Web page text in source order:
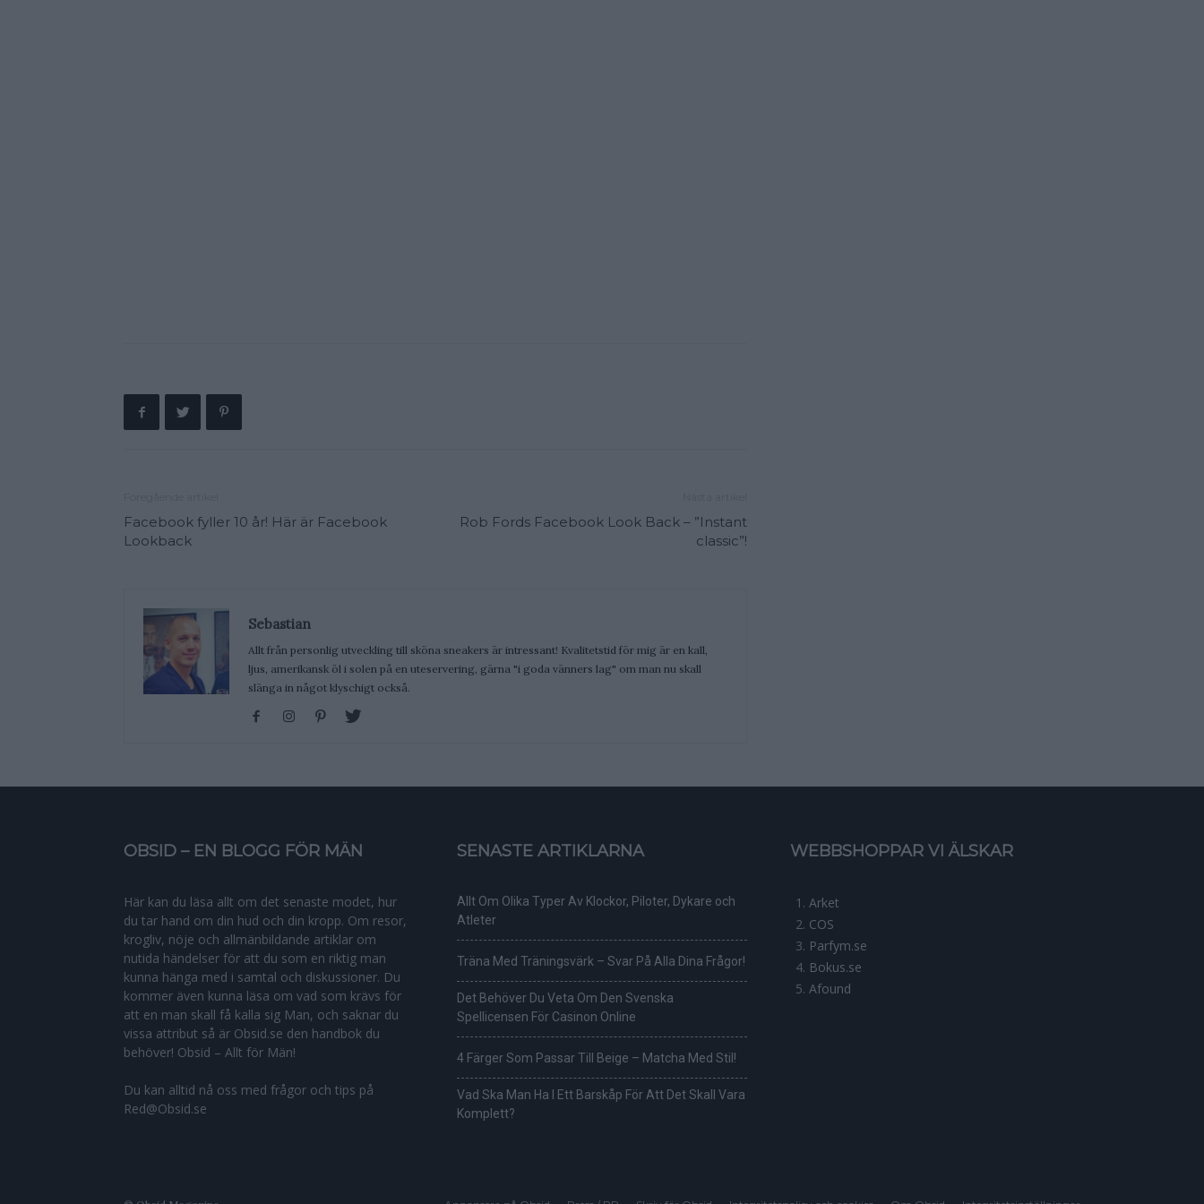
Facebook fyller 10 år! Här är Facebook
Lookback
Rob Fords Facebook Look Back – ”Instant
classic”!
Sebastian
Allt från personlig utveckling till sköna sneakers är intressant! Kvalitetstid för mig är en kall,
ljus, amerikansk öl i solen på en uteservering, gärna "i goda vänners lag" om man nu skall
slänga in något klyschigt också.
OBSID – EN BLOGG FÖR MÄN
Här kan du läsa allt om det senaste modet, hur
du tar hand om din hud och din kropp. Om resor,
krogliv, nöje och allmänbildande artiklar om
nutida händelser för att du som en riktig man
kunna hänga med i samtal och diskussioner. Du
kommer även kunna läsa om vad som krävs för
att en man skall få kalla sig Man, och saknar du
vissa attribut så är Obsid.se den handbok du
behöver! Obsid – Allt för Män!
Du kan alltid nå oss med frågor och tips på
Red@Obsid.se
SENASTE ARTIKLARNA
Allt Om Olika Typer Av Klockor, Piloter, Dykare och
Atleter
Träna Med Träningsvärk – Svar På Alla Dina Frågor!
Det Behöver Du Veta Om Den Svenska
Spellicensen För Casinon Online
4 Färger Som Passar Till Beige – Matcha Med Stil!
Vad Ska Man Ha I Ett Barskåp För Att Det Skall Vara
Komplett?
WEBBSHOPPAR VI ÄLSKAR
Arket
COS
Parfym.se
Bokus.se
Afound